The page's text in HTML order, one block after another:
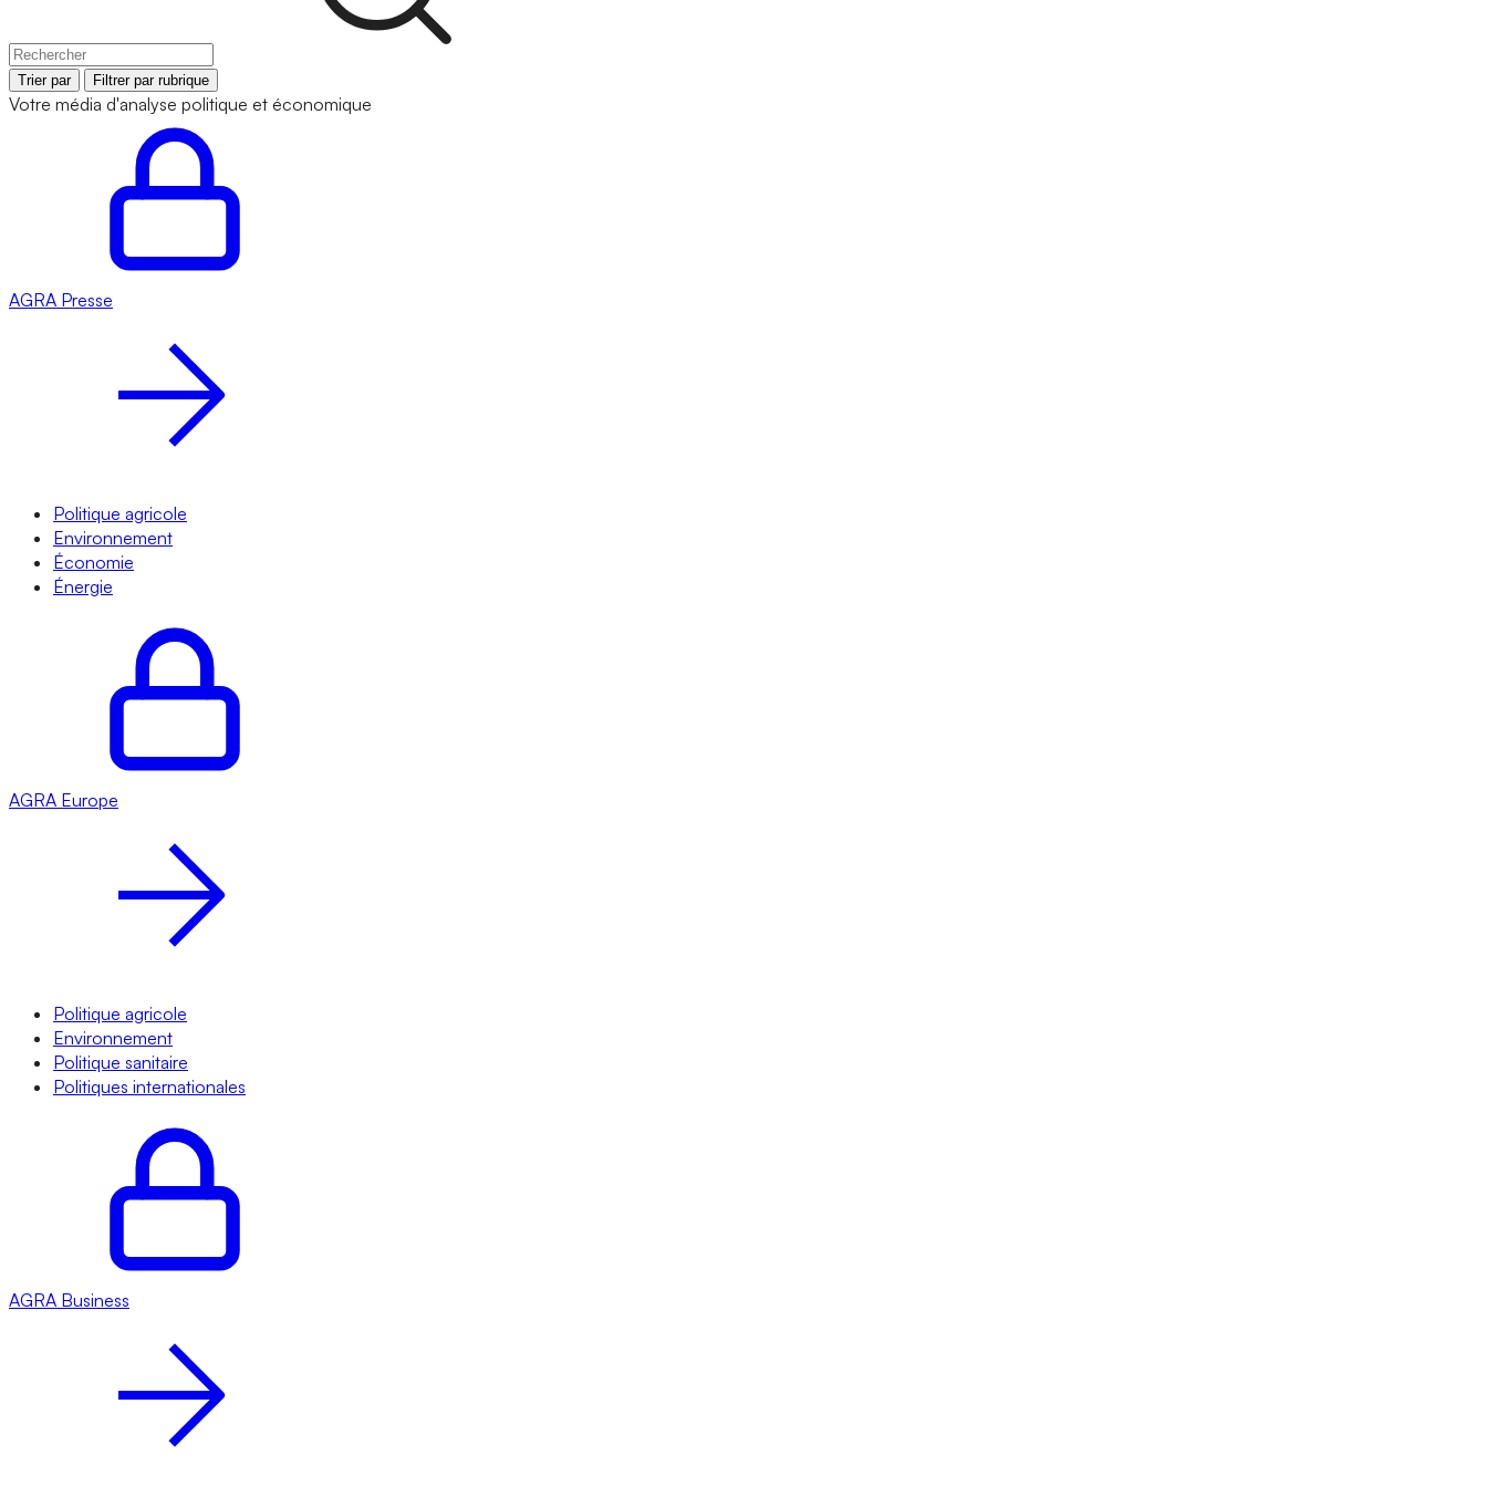
Trier par Filtrer par rubrique
Votre média d'analyse politique et économique
AGRA Presse
Politique agricole
Environnement
Économie
Énergie
AGRA Europe
Politique agricole
Environnement
Politique sanitaire
Politiques internationales
AGRA Business